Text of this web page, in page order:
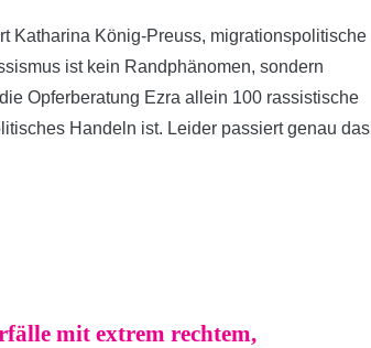
Katharina König-Preuss, migrationspolitische
ist kein Randphänomen, sondern
Opferberatung Ezra allein 100 rassistische
Handeln ist. Leider passiert genau das
mit extrem rechtem,